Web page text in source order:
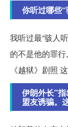
你听过哪些
我听过最“骇人
的不是他的罪
《越狱》剧照
伊朗外长''
盟友诱骗。